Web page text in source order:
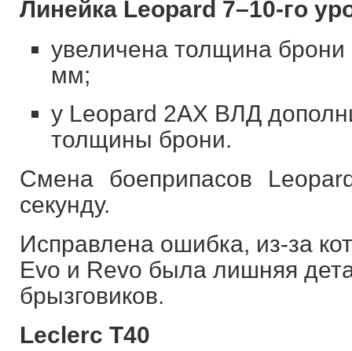
Линейка Leopard 7–10-го
увеличена толщина
мм;
у Leopard 2AX ВЛД
толщины брони.
Смена боеприпасов
секунду.
Исправлена ошибка, из-за
Evo и Revo была лишняя
брызговиков.
Leclerc T40